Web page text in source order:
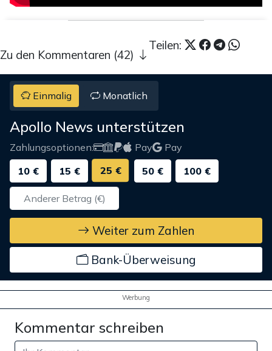
Teilen:
Zu den Kommentaren (42)
Einmalig Monatlich
Apollo News unterstützen
Zahlungsoptionen: Pay
Pay
10 €
15 € 25 € 50 € 100 €
Weiter zum Zahlen
Bank-Überweisung
Werbung
Kommentar schreiben